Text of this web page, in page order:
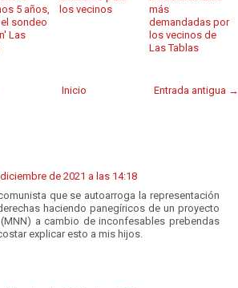
5 años,
sondeo
Las
los vecinos
más
demandadas por
los vecinos de
Las Tablas
Entrada antigua →
Inicio
de 2021 a las 14:18
que se autoarroga la representación
haciendo panegíricos de un proyecto
a cambio de inconfesables prebendas
explicar esto a mis hijos.